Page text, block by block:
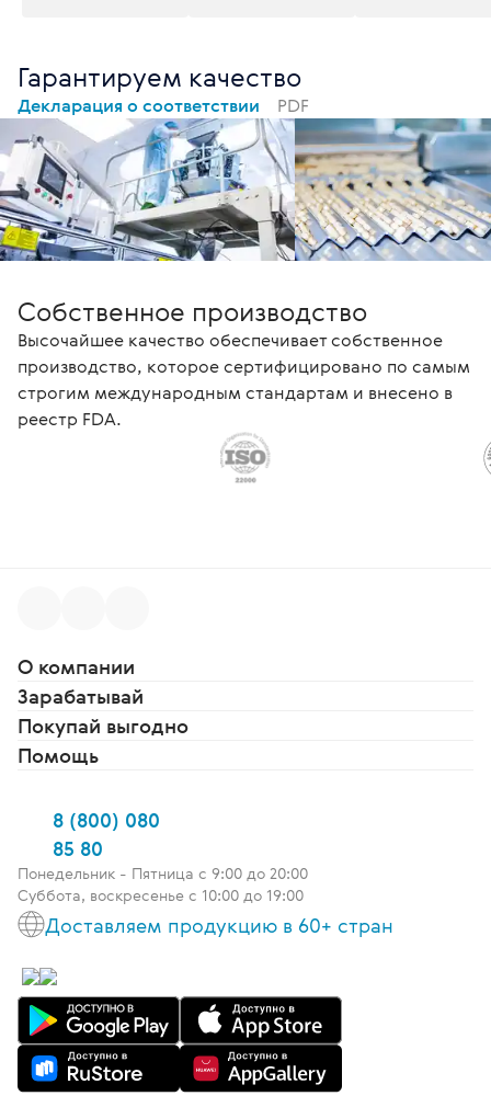
Гарантируем качество
Декларация о соответствии PDF
Собственное производство
Высочайшее качество обеспечивает собственное
производство, которое сертифицировано по самым
строгим международным стандартам и внесено в
реестр FDA.
О компании
Зарабатывай
Покупай выгодно
Помощь
8 (800) 080
85 80
Понедельник - Пятница c 9:00 до 20:00
Суббота, воскресенье с 10:00 до 19:00
Доставляем продукцию в 60+ стран